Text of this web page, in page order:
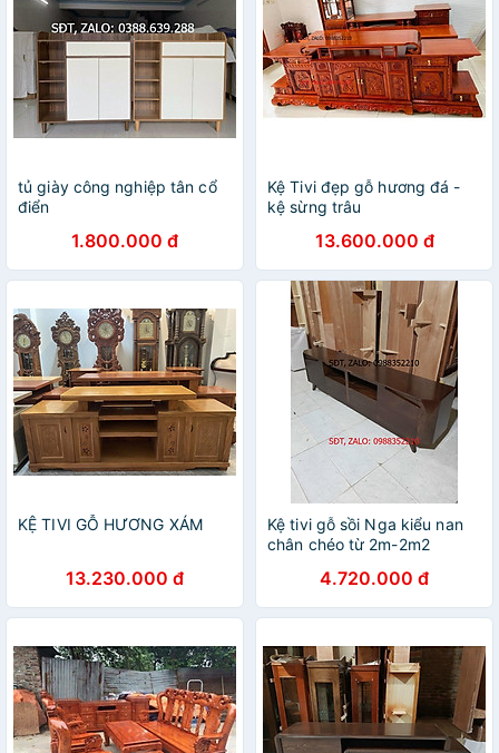
tủ giày công nghiệp tân cổ
điển
1.800.000 đ
Kệ Tivi đẹp gỗ hương đá -
kệ sừng trâu
13.600.000 đ
KỆ TIVI GỖ HƯƠNG XÁM
13.230.000 đ
Kệ tivi gỗ sồi Nga kiểu nan
chân chéo từ 2m-2m2
4.720.000 đ